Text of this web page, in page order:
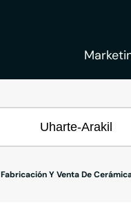
Fabricación Y Venta De